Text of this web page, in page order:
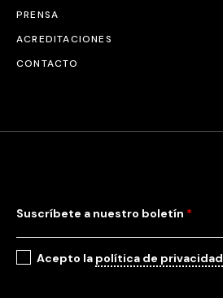
PRENSA
ACREDITACIONES
CONTACTO
Suscríbete a nuestro boletín *
Acepto la política de privacidad